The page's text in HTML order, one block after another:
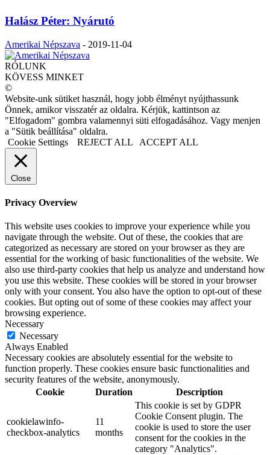
Halász Péter: Nyárutó
Amerikai Népszava - 2019-11-04
RÓLUNK
KÖVESS MINKET
©
Website-unk sütiket használ, hogy jobb élményt nyújthassunk
Önnek, amikor visszatér az oldalra. Kérjük, kattintson az
"Elfogadom" gombra valamennyi süti elfogadásához. Vagy menjen
a "Sütik beállítása" oldalra.
Cookie Settings
REJECT ALL ACCEPT ALL
Close
Privacy Overview
This website uses cookies to improve your experience while you
navigate through the website. Out of these, the cookies that are
categorized as necessary are stored on your browser as they are
essential for the working of basic functionalities of the website. We
also use third-party cookies that help us analyze and understand how
you use this website. These cookies will be stored in your browser
only with your consent. You also have the option to opt-out of these
cookies. But opting out of some of these cookies may affect your
browsing experience.
Necessary
Necessary
Always Enabled
Necessary cookies are absolutely essential for the website to
function properly. These cookies ensure basic functionalities and
security features of the website, anonymously.
Cookie
Duration Description
cookielawinfo-
checkbox-analytics
11
months
This cookie is set by GDPR
Cookie Consent plugin. The
cookie is used to store the user
consent for the cookies in the
category "Analytics".